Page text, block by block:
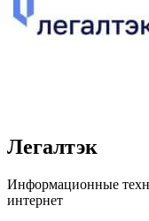
Легалтэк
Информационные
интернет